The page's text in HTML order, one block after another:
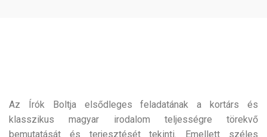
Az Írók Boltja elsődleges feladatának a kortárs és
klasszikus magyar irodalom teljességre törekvő
bemutatását és terjesztését tekinti. Emellett széles